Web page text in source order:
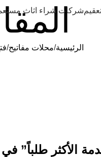
شركات شراء اثاث
الرئيسية محلات مفاتيح
طلباً” في 2025؟